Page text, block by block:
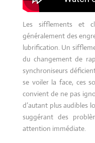
Les sifflements et
généralement des
lubrification. Un
du changement de
synchroniseurs
se voiler la face, ces
convient de ne pas
d’autant plus audibles
suggérant des
attention immédiate.